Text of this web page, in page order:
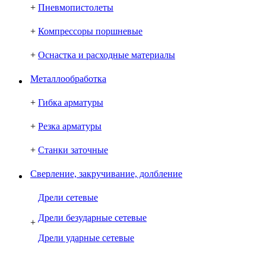
+ Пневмопистолеты
+ Компрессоры поршневые
+ Оснастка и расходные материалы
Металлообработка
+ Гибка арматуры
+ Резка арматуры
+ Станки заточные
Сверление, закручивание, долбление
+
Дрели сетевые
Дрели безударные сетевые
Дрели ударные сетевые